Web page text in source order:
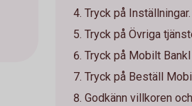
Tryck på Inställningar.
Tryck på Övriga
Tryck på Mobilt
Tryck på Beställ
Godkänn villkoren